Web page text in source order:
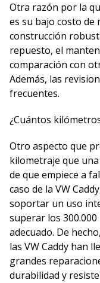
Otra razón por la
es su bajo costo de
construcción
repuesto, el
comparación con
Además, las
frecuentes.
¿Cuántos
Otro aspecto que
kilometraje que
de que empiece a
caso de la VW
soportar un uso
superar los
adecuado. De
las VW Caddy han
grandes
durabilidad y